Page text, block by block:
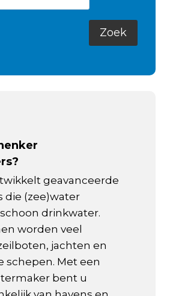
geavanceerde
die (zee)water
drinkwater.
worden veel
jachten en
schepen. Met een
bent u